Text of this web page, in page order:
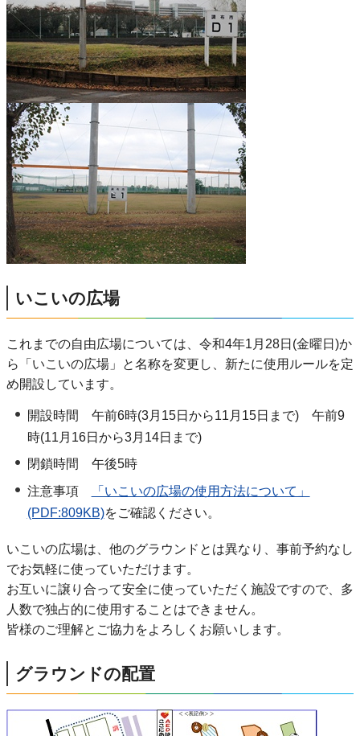
いこいの広場
これまでの自由広場については、令和4年1月28日(金曜日)か
ら「いこいの広場」と名称を変更し、新たに使用ルールを定
め開設しています。
開設時間 午前6時(3月15日から11月15日まで) 午前9
時(11月16日から3月14日まで)
閉鎖時間 午後5時
注意事項
「いこいの広場の使用方法について」
(PDF:809KB)をご確認ください。
いこいの広場は、他のグラウンドとは異なり、事前予約なし
でお気軽に使っていただけます。
お互いに譲り合って安全に使っていただく施設ですので、多
人数で独占的に使用することはできません。
皆様のご理解とご協力をよろしくお願いします。
グラウンドの配置